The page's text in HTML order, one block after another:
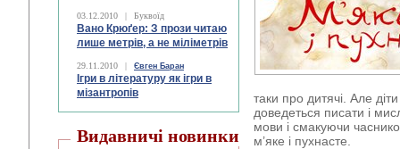
03.12.2010 | Буквоїд
Вано Крюґер: З прози читаю
лише метрів, а не міліметрів
29.11.2010 | Євген Баран
Ігри в літературу як ігри в
мізантропів
Видавничі новинки
таки про дитячі. Але
доведеться писати і
мови і смакуючи
м’яке і пухнасте.